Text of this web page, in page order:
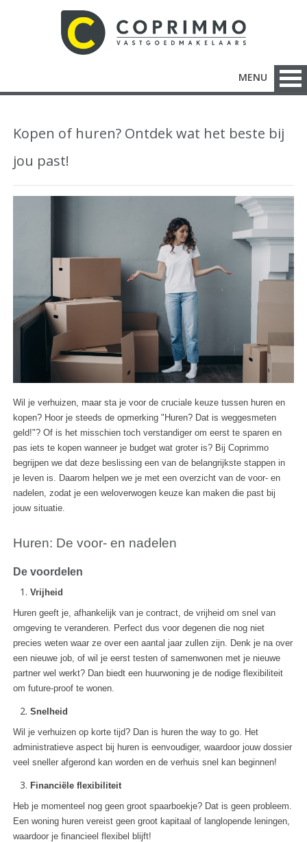
MENU
Kopen of huren? Ontdek wat het beste bij
jou past!
Wil je verhuizen, maar sta je voor de cruciale keuze tussen huren en
kopen? Hoor je steeds de opmerking "Huren? Dat is weggesmeten
geld!"? Of is het misschien toch verstandiger om eerst te sparen en
pas iets te kopen wanneer je budget wat groter is? Bij Coprimmo
begrijpen we dat deze beslissing een van de belangrijkste stappen in
je leven is. Daarom helpen we je met een overzicht van de voor- en
nadelen, zodat je een weloverwogen keuze kan maken die past bij
jouw situatie.
Huren: De voor- en nadelen
De voordelen
Vrijheid
Huren geeft je, afhankelijk van je contract, de vrijheid om snel van
omgeving te veranderen. Perfect dus voor degenen die nog niet
precies weten waar ze over een aantal jaar zullen zijn. Denk je na over
een nieuwe job, of wil je eerst testen of samenwonen met je nieuwe
partner wel werkt? Dan biedt een huurwoning je de nodige flexibiliteit
om future-proof te wonen.
Snelheid
Wil je verhuizen op korte tijd? Dan is huren the way to go. Het
administratieve aspect bij huren is eenvoudiger, waardoor jouw dossier
veel sneller afgerond kan worden en de verhuis snel kan beginnen!
Financiële flexibiliteit
Heb je momenteel nog geen groot spaarboekje? Dat is geen probleem.
Een woning huren vereist geen groot kapitaal of langlopende leningen,
waardoor je financieel flexibel blijft!